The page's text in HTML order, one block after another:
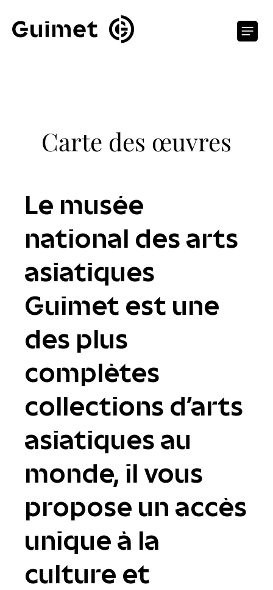
Carte des œuvres
Le musée
national des arts
asiatiques
Guimet est une
des plus
complètes
collections d'arts
asiatiques au
monde, il vous
propose un accès
unique à la
culture et